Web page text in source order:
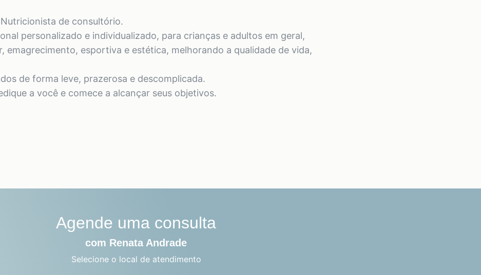
de consultório.
personalizado e individualizado, para crianças e adultos em geral,
emagrecimento, esportiva e estética, melhorando a qualidade de vida,
de forma leve, prazerosa e descomplicada.
a você e comece a alcançar seus objetivos.
Agende uma consulta
com Renata Andrade
Selecione o local de atendimento